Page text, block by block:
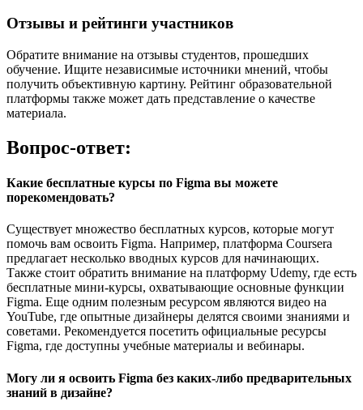
Отзывы и рейтинги участников
Обратите внимание на отзывы студентов, прошедших
обучение. Ищите независимые источники мнений, чтобы
получить объективную картину. Рейтинг образовательной
платформы также может дать представление о качестве
материала.
Вопрос-ответ:
Какие бесплатные курсы по Figma вы можете
порекомендовать?
Существует множество бесплатных курсов, которые могут
помочь вам освоить Figma. Например, платформа Coursera
предлагает несколько вводных курсов для начинающих.
Также стоит обратить внимание на платформу Udemy, где есть
бесплатные мини-курсы, охватывающие основные функции
Figma. Еще одним полезным ресурсом являются видео на
YouTube, где опытные дизайнеры делятся своими знаниями и
советами. Рекомендуется посетить официальные ресурсы
Figma, где доступны учебные материалы и вебинары.
Могу ли я освоить Figma без каких-либо предварительных
знаний в дизайне?